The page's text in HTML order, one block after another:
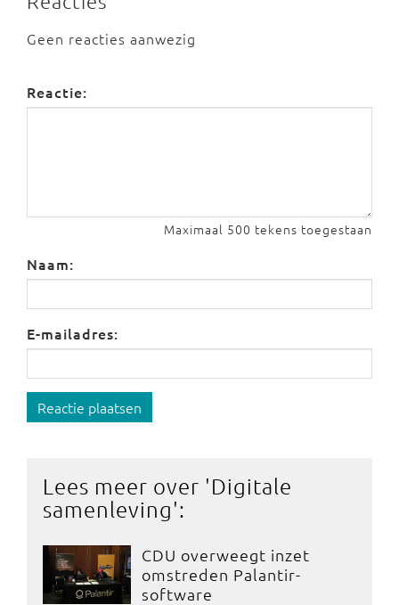
Geen reacties aanwezig
Reactie:
Maximaal 500 tekens toegestaan
Naam:
E-mailadres:
Reactie plaatsen
Lees meer over 'Digitale
samenleving':
CDU overweegt inzet
omstreden Palantir-
software